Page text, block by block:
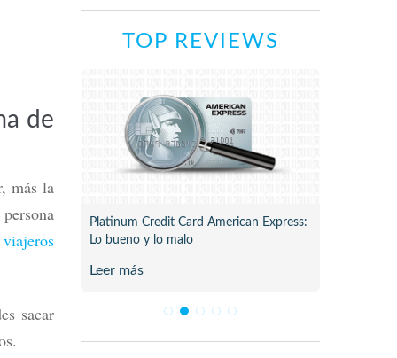
de
más la
sacar
TOP REVIEWS
para
Platinum Credit Card American Express:
Lo bueno y lo malo
Leer más